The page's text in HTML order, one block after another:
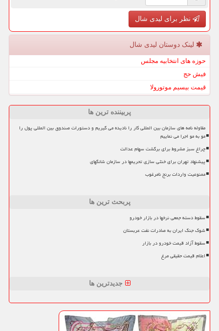
نظر برای لیدی شال
لینک دوستان لیدی شال
حوزه های انتخابیه مجلس
فیش حج
قیمت بیسیم موتورولا
پربیننده ترین ها
مقاوله نامه های سازمان بین المللی کار را نادیده می گیریم و دستورات صندوق بین المللی پول را
مو به مو اجرا می نماییم
چراغ سبز مشروط برای برگشت سهام عدالت
پیشنهاد تهران برای خنثی سازی تحریمها در سازمان شانگهای
ممنوعیت واردات برنج نامرغوب
پربحث ترین ها
سقوط دسته جمعی نرخها در بازار خودرو
شوک جنگ ایران به صادرات نفت عربستان
سقوط آزاد قیمت خودرو در بازار
اعلام قیمت حقیقی مرغ
جدیدترین ها